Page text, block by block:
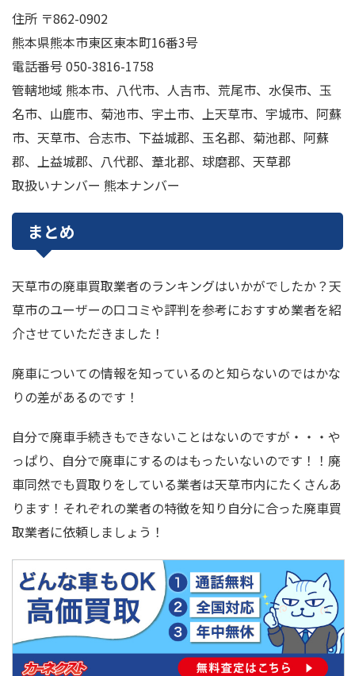
住所 〒862-0902
熊本県熊本市東区東本町16番3号
電話番号 050-3816-1758
管轄地域 熊本市、八代市、人吉市、荒尾市、水俣市、玉
名市、山鹿市、菊池市、宇土市、上天草市、宇城市、阿蘇
市、天草市、合志市、下益城郡、玉名郡、菊池郡、阿蘇
郡、上益城郡、八代郡、葦北郡、球磨郡、天草郡
取扱いナンバー 熊本ナンバー
まとめ
天草市の廃車買取業者のランキングはいかがでしたか？天
草市のユーザーの口コミや評判を参考におすすめ業者を紹
介させていただきました！
廃車についての情報を知っているのと知らないのではかな
りの差があるのです！
自分で廃車手続きもできないことはないのですが・・・や
っぱり、自分で廃車にするのはもったいないのです！！廃
車同然でも買取りをしている業者は天草市内にたくさんあ
ります！それぞれの業者の特徴を知り自分に合った廃車買
取業者に依頼しましょう！